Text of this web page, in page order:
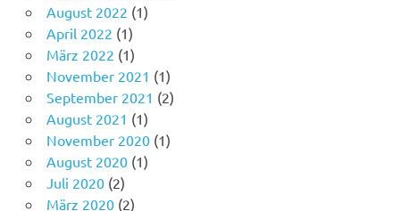
August 2022 (1)
April 2022 (1)
März 2022 (1)
November 2021 (1)
September 2021 (2)
August 2021 (1)
November 2020(1)
August 2020(1)
Juli 2020(2)
März 2020(2)